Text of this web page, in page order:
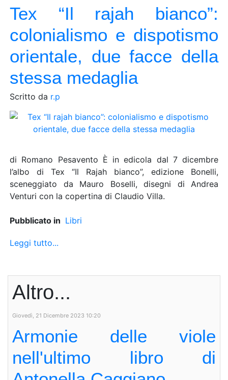
Tex “Il rajah bianco”:
colonialismo e dispotismo
orientale, due facce della
stessa medaglia
Scritto da r.p
di Romano Pesavento È in edicola dal 7 dicembre
l’albo di Tex “Il Rajah bianco”, edizione Bonelli,
sceneggiato da Mauro Boselli, disegni di Andrea
Venturi con la copertina di Claudio Villa.
Pubblicato in Libri
Leggi tutto...
Altro...
Giovedì, 21 Dicembre 2023 10:20
Armonie delle viole
nell'ultimo libro di